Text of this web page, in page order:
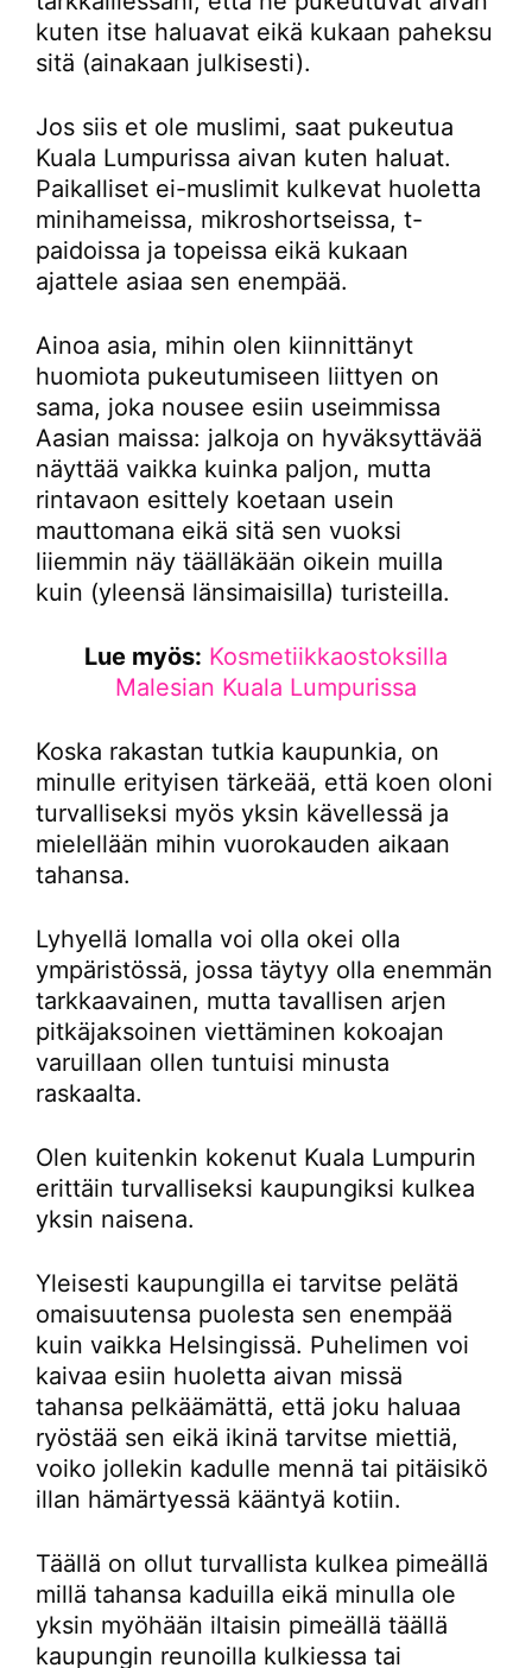
kuten itse haluavat eikä kukaan paheksu
sitä (ainakaan julkisesti).
Jos siis et ole muslimi, saat pukeutua
Kuala Lumpurissa aivan kuten haluat.
Paikalliset ei-muslimit kulkevat huoletta
minihameissa, mikroshortseissa, t-
paidoissa ja topeissa eikä kukaan
ajattele asiaa sen enempää.
Ainoa asia, mihin olen kiinnittänyt
huomiota pukeutumiseen liittyen on
sama, joka nousee esiin useimmissa
Aasian maissa: jalkoja on hyväksyttävää
näyttää vaikka kuinka paljon, mutta
rintavaon esittely koetaan usein
mauttomana eikä sitä sen vuoksi
liiemmin näy täälläkään oikein muilla
kuin (yleensä länsimaisilla) turisteilla.
Lue myös: Kosmetiikkaostoksilla
Malesian Kuala Lumpurissa
Koska rakastan tutkia kaupunkia, on
minulle erityisen tärkeää, että koen oloni
turvalliseksi myös yksin kävellessä ja
mielellään mihin vuorokauden aikaan
tahansa.
Lyhyellä lomalla voi olla okei olla
ympäristössä, jossa täytyy olla enemmän
tarkkaavainen, mutta tavallisen arjen
pitkäjaksoinen viettäminen kokoajan
varuillaan ollen tuntuisi minusta
raskaalta.
Olen kuitenkin kokenut Kuala Lumpurin
erittäin turvalliseksi kaupungiksi kulkea
yksin naisena.
Yleisesti kaupungilla ei tarvitse pelätä
omaisuutensa puolesta sen enempää
kuin vaikka Helsingissä. Puhelimen voi
kaivaa esiin huoletta aivan missä
tahansa pelkäämättä, että joku haluaa
ryöstää sen eikä ikinä tarvitse miettiä,
voiko jollekin kadulle mennä tai pitäisikö
illan hämärtyessä kääntyä kotiin.
Täällä on ollut turvallista kulkea pimeällä
millä tahansa kaduilla eikä minulla ole
yksin myöhään iltaisin pimeällä täällä
kaupungin reunoilla kulkiessa tai